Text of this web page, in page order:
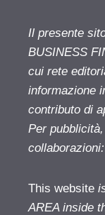
Il presente
BUSINESS
cui rete
informazione
contributo di
Per
collaborazioni:
This website
AREA inside